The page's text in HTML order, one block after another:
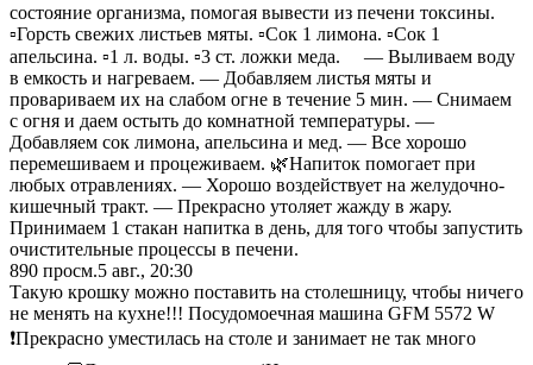
состояние организма, помогая вывести из печени токсины. ⠀
▫️Горсть свежих листьев мяты. ▫️Сок 1 лимона. ▫️Сок 1
апельсина. ▫️1 л. воды. ▫️3 ст. ложки меда. ⠀ — Выливаем воду
в емкость и нагреваем. — Добавляем листья мяты и
провариваем их на слабом огне в течение 5 мин. — Снимаем
с огня и даем остыть до комнатной температуры. —
Добавляем сок лимона, апельсина и мед. — Все хорошо
перемешиваем и процеживаем. 🌿Напиток помогает при
любых отравлениях. — Хорошо воздействует на желудочно-
кишечный тракт. — Прекрасно утоляет жажду в жару.
Принимаем 1 стакан напитка в день, для того чтобы запустить
очистительные процессы в печени.
890 просм.5 авг., 20:30
Такую крошку можно поставить на столешницу, чтобы ничего
не менять на кухне!!! Посудомоечная машина GFM 5572 W
❗️Прекрасно уместилась на столе и занимает не так много